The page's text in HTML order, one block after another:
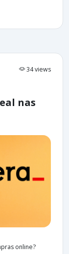
34 views
nas
online?